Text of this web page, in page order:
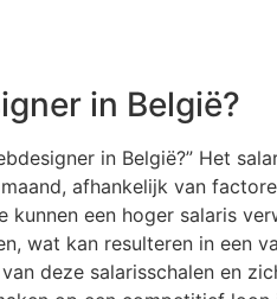
in België?
in België?” Het
afhankelijk van
een hoger salaris
wat kan resulteren in een
deze salarisschalen en